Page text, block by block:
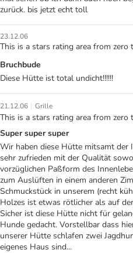
zurück. bis jetzt echt toll
23.12.06
This is a stars rating area from zero
Bruchbude
Diese Hütte ist total undicht!!!!!!
21.12.06 | Grille
This is a stars rating area from zero
Super super super
Wir haben diese Hütte mitsamt der
sehr zufrieden mit der Qualität
vorzüglichen Paßform des
zum Auslüften in einem anderen
Schmuckstück in unserem (recht
Holzes ist etwas rötlicher als auf
Sicher ist diese Hütte nicht für
Hunde gedacht. Vorstellbar dass
unserer Hütte schlafen zwei
eigenes Haus sind...